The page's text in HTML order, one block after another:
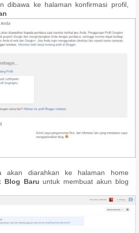
dibawa ke halaman konfirmasi profil,
akan diarahkan ke halaman home
Blog Baru untuk membuat akun blog